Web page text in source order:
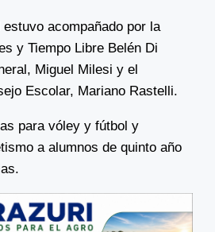
acompañado por la
y Tiempo Libre Belén Di
Miguel Milesi y el
Escolar, Mariano Rastelli.
para vóley y fútbol y
a alumnos de quinto año